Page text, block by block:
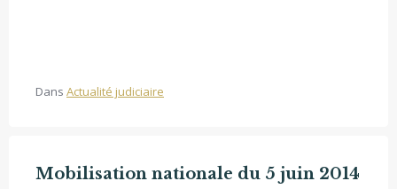
Dans Actualité judiciaire
Mobilisation nationale du 5 juin 2014